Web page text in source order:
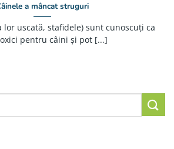
a mâncat struguri
uscată, stafidele) sunt cunoscuți ca
pentru câini și pot [...]